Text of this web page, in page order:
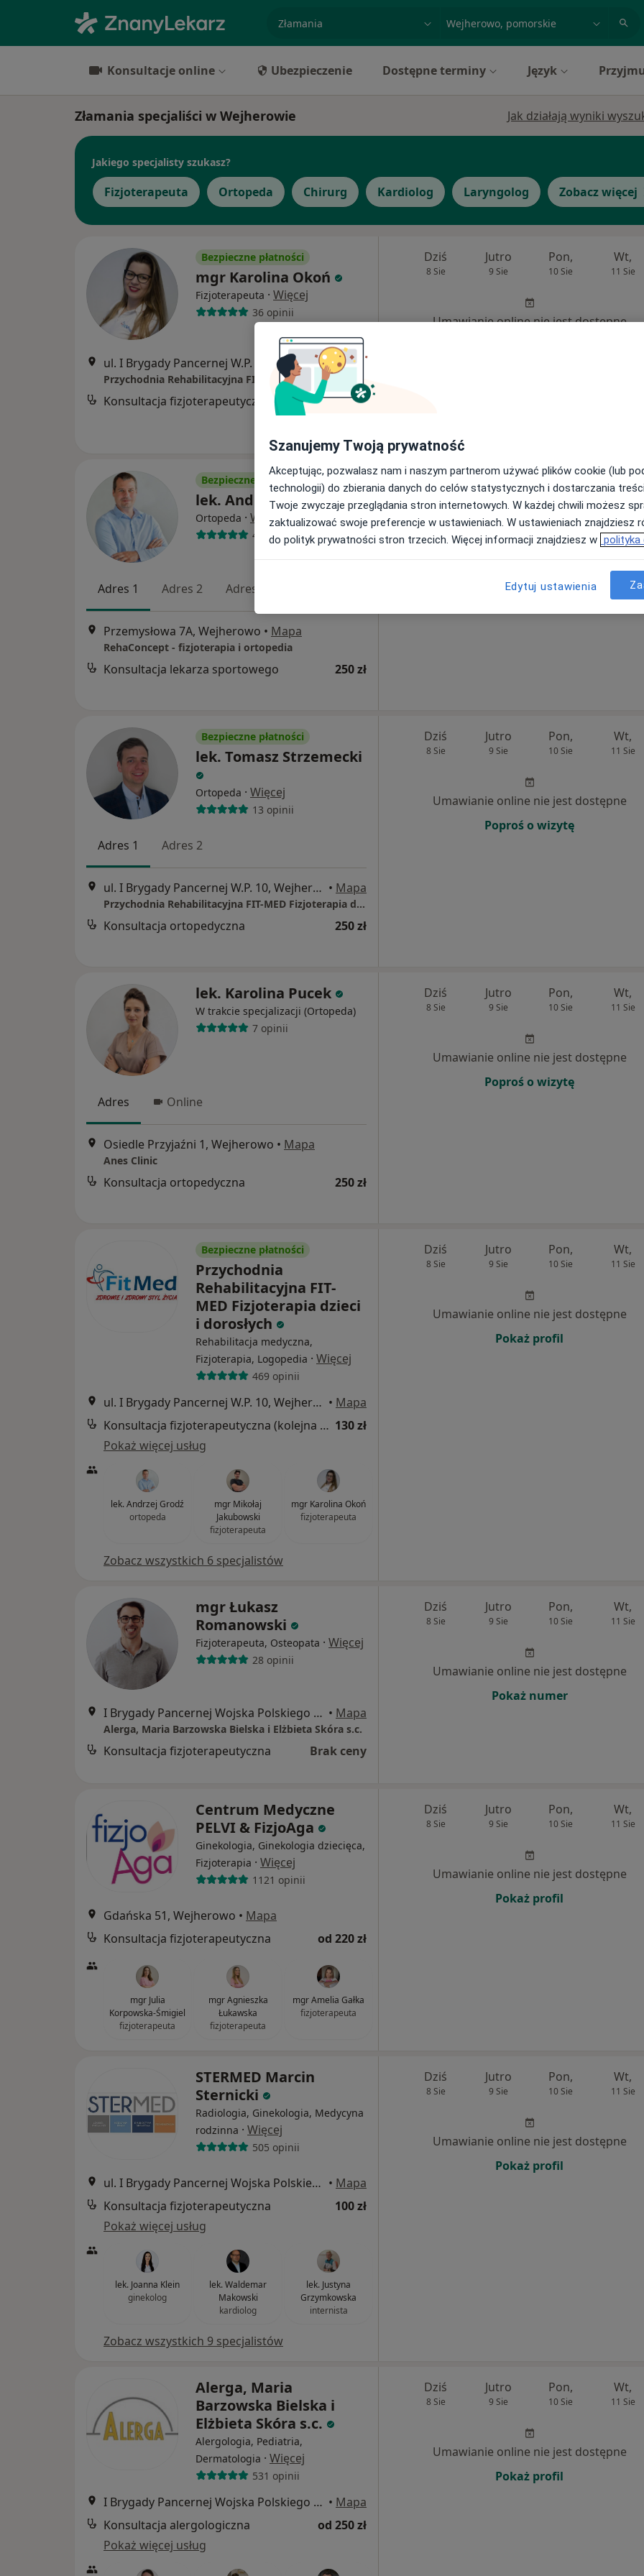
Konsultacje online Ubezpieczenie Dostępne terminy Język
Złamania specjaliści w Wejherowie Jak działają wyniki
Jakiego specjalisty szukasz?
Fizjoterapeuta Ortopeda Chirurg Kardiolog Laryngolog Zobacz więcej
Bezpieczne płatności
mgr Karolina Okoń
Fizjoterapeuta · Więcej
36 opinii
ul. I Brygady Pancernej W.P. 10, Wejherowo • Mapa
Konsultacja fizjoterapeutyczna (kolejna wizyta) 130 zł
Dziś
8 Sie
Jutro
9 Sie
Pon,
10 Sie
Wt,
11 Sie
Umawianie online nie jest dostępne
Bezpieczne płatności
lek. Andrzej Grodź
Ortopeda · Więcej
414 opinii
Adres 1 Adres 2 Adres 3
Przemysłowa 7A, Wejherowo • Mapa
RehaConcept - fizjoterapia i ortopedia
Konsultacja lekarza sportowego 250 zł
Dziś
8 Sie
Jutro
9 Sie
Pon,
10 Sie
Wt,
11 Sie
Umawianie online nie jest dostępne
Bezpieczne płatności
lek. Tomasz Strzemecki
Ortopeda · Więcej
13 opinii
Adres 1 Adres 2
ul. I Brygady Pancernej W.P. 10, Wejherowo • Mapa
Przychodnia Rehabilitacyjna FIT-MED Fizjoterapia dzieci i dorosłych
Konsultacja ortopedyczna 250 zł
Dziś
8 Sie
Jutro
9 Sie
Pon,
10 Sie
Wt,
11 Sie
Umawianie online nie jest dostępne
Poproś o wizytę
lek. Karolina Pucek
W trakcie specjalizacji (Ortopeda)
7 opinii
Adres Online
Osiedle Przyjaźni 1, Wejherowo • Mapa
Anes Clinic
Konsultacja ortopedyczna 250 zł
Dziś
8 Sie
Jutro
9 Sie
Pon,
10 Sie
Wt,
11 Sie
Umawianie online nie jest dostępne
Poproś o wizytę
Bezpieczne płatności
Przychodnia
Rehabilitacyjna FIT-
MED Fizjoterapia dzieci
i dorosłych
Rehabilitacja medyczna,
Fizjoterapia, Logopedia · Więcej
469 opinii
ul. I Brygady Pancernej W.P. 10, Wejherowo • Mapa
Konsultacja fizjoterapeutyczna (kolejna wizyta) 130 zł
Pokaż więcej usług
lek. Andrzej Grodź
ortopeda
mgr Mikołaj
Jakubowski
fizjoterapeuta
mgr Karolina Okoń
fizjoterapeuta
Zobacz wszystkich 6 specjalistów
Dziś
8 Sie
Jutro
9 Sie
Pon,
10 Sie
Wt,
11 Sie
Umawianie online nie jest dostępne
Pokaż profil
mgr Łukasz
Romanowski
Fizjoterapeuta, Osteopata · Więcej
28 opinii
I Brygady Pancernej Wojska Polskiego 10, Wejherowo • Mapa
Alerga, Maria Barzowska Bielska i Elżbieta Skóra s.c.
Konsultacja fizjoterapeutyczna Brak ceny
Dziś
8 Sie
Jutro
9 Sie
Pon,
10 Sie
Wt,
11 Sie
Umawianie online nie jest dostępne
Pokaż numer
Centrum Medyczne
PELVI & FizjoAga
Ginekologia, Ginekologia dziecięca,
Fizjoterapia · Więcej
1121 opinii
Gdańska 51, Wejherowo • Mapa
Konsultacja fizjoterapeutyczna
od 220 zł
mgr Julia
Korpowska-Śmigiel
fizjoterapeuta
mgr Agnieszka
Łukawska
fizjoterapeuta
mgr Amelia Gałka
fizjoterapeuta
Dziś
8 Sie
Jutro
9 Sie
Pon,
10 Sie
Wt,
11 Sie
Umawianie online nie jest dostępne
Pokaż profil
STERMED Marcin
Sternicki
Radiologia, Ginekologia, Medycyna
rodzinna · Więcej
505 opinii
ul. I Brygady Pancernej Wojska Polskiego 36, Wejherowo • Mapa
Konsultacja fizjoterapeutyczna
100 zł
Pokaż więcej usług
lek. Joanna Klein
ginekolog
lek. Waldemar
Makowski
kardiolog
lek. Justyna
Grzymkowska
internista
Zobacz wszystkich 9 specjalistów
Dziś
8 Sie
Jutro
9 Sie
Pon,
10 Sie
Wt,
11 Sie
Umawianie online nie jest dostępne
Pokaż profil
Alerga, Maria
Barzowska Bielska i
Elżbieta Skóra s.c.
Alergologia, Pediatria,
Dermatologia · Więcej
531 opinii
I Brygady Pancernej Wojska Polskiego 10, Wejherowo • Mapa
Konsultacja alergologiczna
od 250 zł
Pokaż więcej usług
Dziś
8 Sie
Jutro
9 Sie
Pon,
10 Sie
Wt,
11 Sie
Umawianie online nie jest dostępne
Pokaż profil
Szanujemy Twoją prywatność
Akceptując, pozwalasz nam i naszym partnerom używać plików cookie (lub
technologii) do zbierania danych do celów statystycznych i dostarczania
Twoje zwyczaje przeglądania stron internetowych. W każdej chwili możesz
zaktualizować swoje preferencje w ustawieniach. W ustawieniach znajdziesz
do polityk prywatności stron trzecich. Więcej informacji znajdziesz w polityka
Edytuj ustawienia